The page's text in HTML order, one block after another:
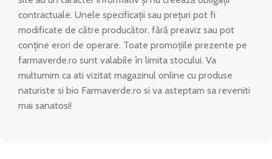
contractuale. Unele specificații sau prețuri pot fi
modificate de către producător, fără preaviz sau pot
conține erori de operare. Toate promoțiile prezente pe
farmaverde.ro sunt valabile în limita stocului. Va
multumim ca ati vizitat magazinul online cu produse
naturiste si bio Farmaverde.ro si va asteptam sa reveniti
mai sanatosi!